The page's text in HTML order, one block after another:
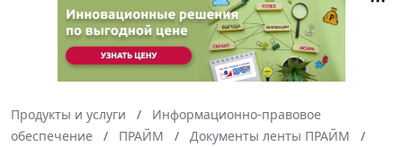
Продукты и услуги
Информационно-правовое
обеспечение
ПРАЙМ
Документы ленты ПРАЙМ